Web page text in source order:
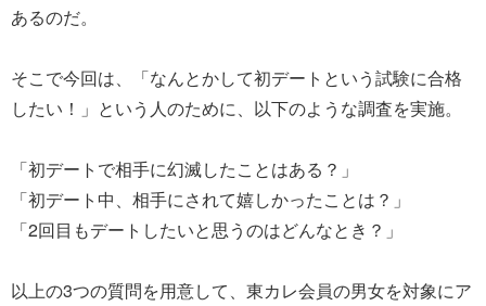
あるのだ。
そこで今回は、「なんとかして初デートという試験に合格
したい！」という人のために、以下のような調査を実施。
「初デートで相手に幻滅したことはある？」
「初デート中、相手にされて嬉しかったことは？」
「2回目もデートしたいと思うのはどんなとき？」
以上の3つの質問を用意して、東カレ会員の男女を対象にア